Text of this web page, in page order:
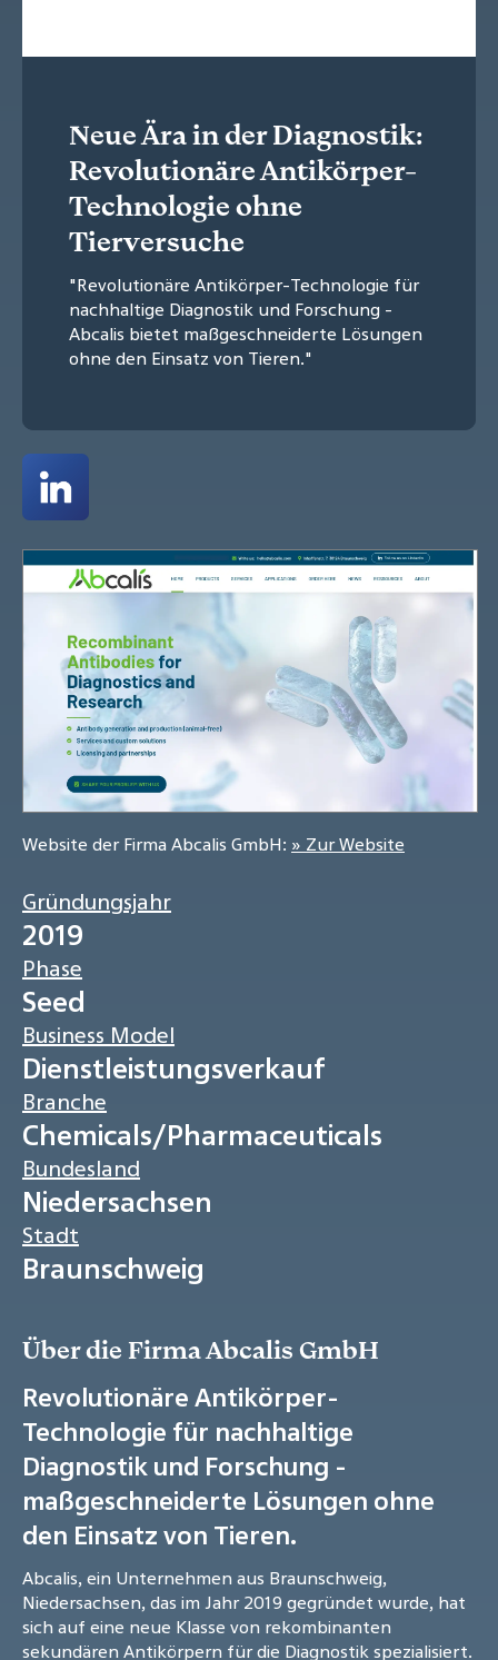
Neue Ära in der Diagnostik:
Revolutionäre Antikörper-
Technologie ohne
Tierversuche
"Revolutionäre Antikörper-Technologie für
nachhaltige Diagnostik und Forschung -
Abcalis bietet maßgeschneiderte Lösungen
ohne den Einsatz von Tieren."
Website der Firma Abcalis GmbH: » Zur Website
Gründungsjahr
2019
Phase
Seed
Business Model
Dienstleistungsverkauf
Branche
Chemicals/Pharmaceuticals
Bundesland
Niedersachsen
Stadt
Braunschweig
Über die Firma Abcalis GmbH
Revolutionäre Antikörper-
Technologie für nachhaltige
Diagnostik und Forschung -
maßgeschneiderte Lösungen ohne
den Einsatz von Tieren.
Abcalis, ein Unternehmen aus Braunschweig,
Niedersachsen, das im Jahr 2019 gegründet wurde, hat
sich auf eine neue Klasse von rekombinanten
sekundären Antikörpern für die Diagnostik spezialisiert.